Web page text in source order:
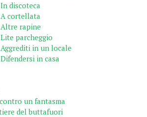
discoteca
A cortellata
Altre rapine
Lite parcheggio
Aggrediti in un locale
in casa
un fantasma
del buttafuori